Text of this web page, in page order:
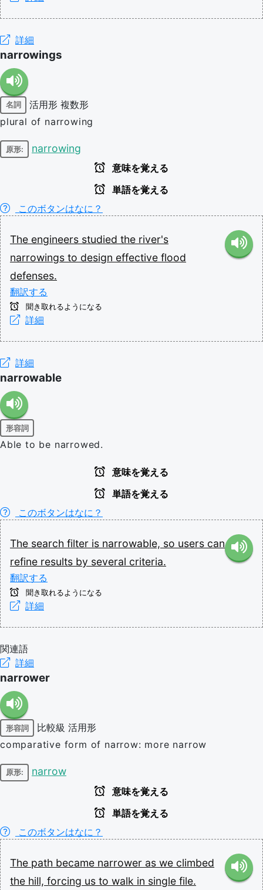
詳細
narrowings
名詞 活用形 複数形
plural of narrowing
原形: narrowing
意味を覚える
単語を覚える
このボタンはなに？
The engineers studied the river's
narrowings to design effective flood
defenses.
翻訳する
聞き取れるようになる
詳細
詳細
narrowable
形容詞
Able to be narrowed.
意味を覚える
単語を覚える
このボタンはなに？
The search filter is narrowable, so users can
refine results by several criteria.
翻訳する
聞き取れるようになる
詳細
関連語
詳細
narrower
形容詞 比較級 活用形
comparative form of narrow: more narrow
原形: narrow
意味を覚える
単語を覚える
このボタンはなに？
The path became narrower as we climbed
the hill, forcing us to walk in single file.